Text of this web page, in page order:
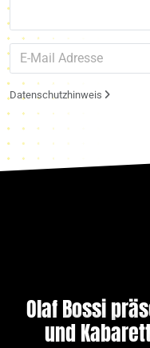
Datenschutzhinweis
Olaf Bossi
und